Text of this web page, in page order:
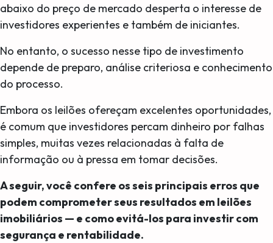
abaixo do preço de mercado desperta o interesse de
investidores experientes e também de iniciantes.
No entanto, o sucesso nesse tipo de investimento
depende de preparo, análise criteriosa e conhecimento
do processo.
Embora os leilões ofereçam excelentes oportunidades,
é comum que investidores percam dinheiro por falhas
simples, muitas vezes relacionadas à falta de
informação ou à pressa em tomar decisões.
A seguir, você confere os seis principais erros que
podem comprometer seus resultados em leilões
imobiliários — e como evitá-los para investir com
segurança e rentabilidade.